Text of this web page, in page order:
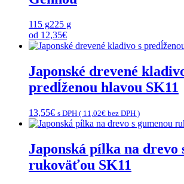
115 g225 g
od 12,35€
Japonské drevené
predĺženou hlavou SK11
13,55€ s DPH ( 11,02€ bez DPH )
Japonská pílka na drevo
rukoväťou SK11